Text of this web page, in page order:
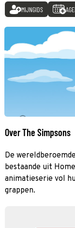
MIJNGIDS
Over The Simpsons
De
bestaande uit
animatieserie vol
grappen.